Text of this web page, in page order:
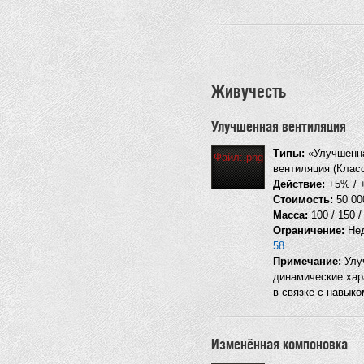
Живучесть
Улучшенная вентиляция
Файл:.png Типы:
вентиляция
Действие: +5% /
Стоимость: 50
Масса:100 / 150 /
Ограничение:
58.
Примечание:
динамические
в связке с
Изменённая компоновка